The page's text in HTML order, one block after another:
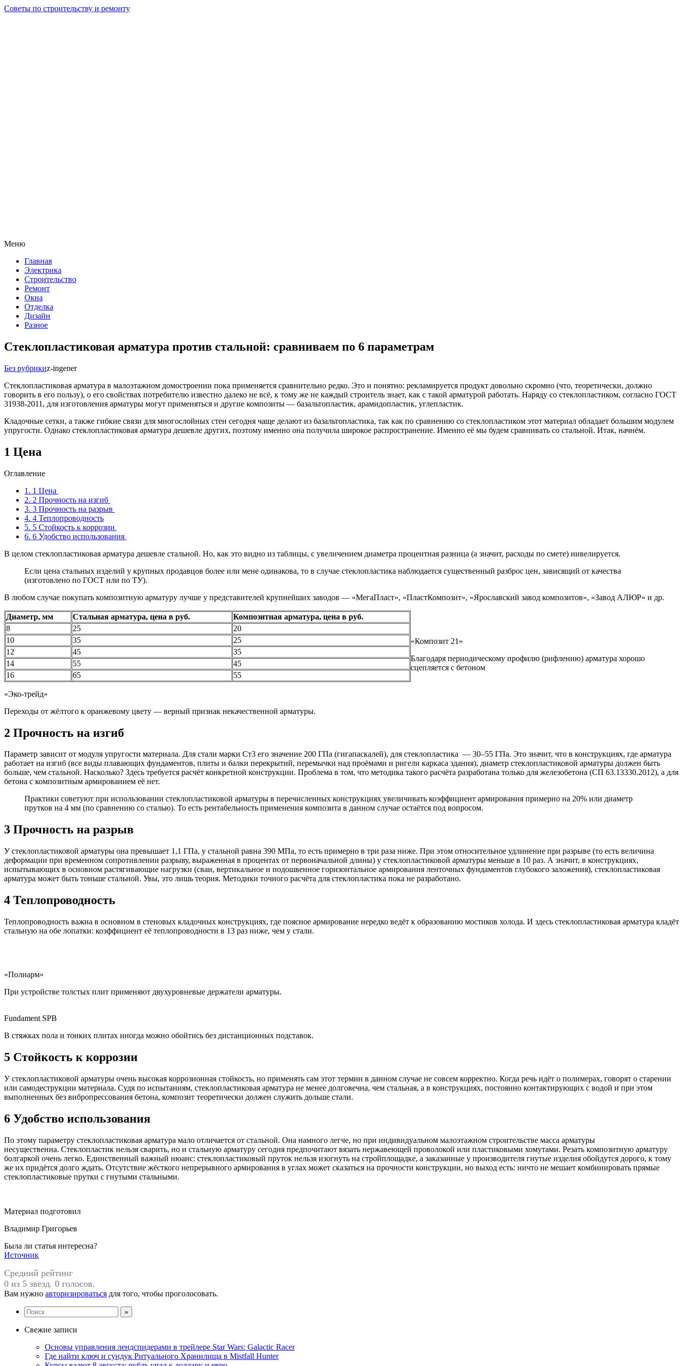
Советы по строительству и ремонту
Меню
Главная
Электрика
Строительство
Ремонт
Окна
Отделка
Дизайн
Разное
Стеклопластиковая арматура против стальной: сравниваем по 6 параметрам
Без рубрикиz-ingener
Стеклопластиковая арматура в малоэтажном домостроении пока применяется сравнительно редко. Это и понятно: рекламируется продукт довольно скромно (что, теоретически, должно
говорить в его пользу), о его свойствах потребителю известно далеко не всё, к тому же не каждый строитель знает, как с такой арматурой работать. Наряду со стеклопластиком, согласно ГОСТ
31938-2011, для изготовления арматуры могут применяться и другие композиты — базальтопластик, арамидопластик, углепластик.
Кладочные сетки, а также гибкие связи для многослойных стен сегодня чаще делают из базальтопластика, так как по сравнению со стеклопластиком этот материал обладает большим модулем
упругости. Однако стеклопластиковая арматура дешевле других, поэтому именно она получила широкое распространение. Именно её мы будем сравнивать со стальной. Итак, начнём.
1 Цена
Оглавление
1. 1 Цена
2. 2 Прочность на изгиб
3. 3 Прочность на разрыв
4. 4 Теплопроводность
5. 5 Стойкость к коррозии
6. 6 Удобство использования
В целом стеклопластиковая арматура дешевле стальной. Но, как это видно из таблицы, с увеличением диаметра процентная разница (а значит, расходы по смете) нивелируется.
Если цена стальных изделий у крупных продавцов более или мене одинакова, то в случае стеклопластика наблюдается существенный разброс цен, зависящий от качества
(изготовлено по ГОСТ или по ТУ).
В любом случае покупать композитную арматуру лучше у представителей крупнейших заводов — «МегаПласт», «ПластКомпозит», «Ярославский завод композитов», «Завод АЛЮР» и др.
Диаметр, мм Стальная арматура, цена в руб.
Композитная арматура, цена в руб.
8
25
20
10
35
25
12
45
35
14
55
45
16
65 55
«Композит 21»
Благодаря периодическому профилю (рифлению) арматура хорошо
сцепляется с бетоном
«Эко-трейд»
Переходы от жёлтого к оранжевому цвету — верный признак некачественной арматуры.
2 Прочность на изгиб
Параметр зависит от модуля упругости материала. Для стали марки Ст3 его значение 200 ГПа (гигапаскалей), для стеклопластика — 30–55 ГПа. Это значит, что в конструкциях, где арматура
работает на изгиб (все виды плавающих фундаментов, плиты и балки перекрытий, перемычки над проёмами и ригели каркаса здания), диаметр стеклопластиковой арматуры должен быть
больше, чем стальной. Насколько? Здесь требуется расчёт конкретной конструкции. Проблема в том, что методика такого расчёта разработана только для железобетона (СП 63.13330.2012), а для
бетона с композитным армированием её нет.
Практики советуют при использовании стеклопластиковой арматуры в перечисленных конструкциях увеличивать коэффициент армирования примерно на 20% или диаметр
прутков на 4 мм (по сравнению со сталью). То есть рентабельность применения композита в данном случае остаётся под вопросом.
3 Прочность на разрыв
У стеклопластиковой арматуры она превышает 1,1 ГПа, у стальной равна 390 МПа, то есть примерно в три раза ниже. При этом относительное удлинение при разрыве (то есть величина
деформации при временном сопротивлении разрыву, выраженная в процентах от первоначальной длины) у стеклопластиковой арматуры меньше в 10 раз. А значит, в конструкциях,
испытывающих в основном растягивающие нагрузки (сваи, вертикальное и подошвенное горизонтальное армирования ленточных фундаментов глубокого заложения), стеклопластиковая
арматура может быть тоньше стальной. Увы, это лишь теория. Методики точного расчёта для стеклопластика пока не разработано.
4 Теплопроводность
Теплопроводность важна в основном в стеновых кладочных конструкциях, где поясное армирование нередко ведёт к образованию мостиков холода. И здесь стеклопластиковая арматура кладёт
стальную на обе лопатки: коэффициент её теплопроводности в 13 раз ниже, чем у стали.
«Полиарм»
При устройстве толстых плит применяют двухуровневые держатели арматуры.
Fundament SPB
В стяжках пола и тонких плитах иногда можно обойтись без дистанционных подставок.
5 Стойкость к коррозии
У стеклопластиковой арматуры очень высокая коррозионная стойкость, но применять сам этот термин в данном случае не совсем корректно. Когда речь идёт о полимерах, говорят о старении
или самодеструкции материала. Судя по испытаниям, стеклопластиковая арматура не менее долговечна, чем стальная, а в конструкциях, постоянно контактирующих с водой и при этом
выполненных без вибропрессования бетона, композит теоретически должен служить дольше стали.
6 Удобство использования
По этому параметру стеклопластиковая арматура мало отличается от стальной. Она намного легче, но при индивидуальном малоэтажном строительстве масса арматуры
несущественна. Стеклопластик нельзя сварить, но и стальную арматуру сегодня предпочитают вязать нержавеющей проволокой или пластиковыми хомутами. Резать композитную арматуру
болгаркой очень легко. Единственный важный нюанс: стеклопластиковый пруток нельзя изогнуть на стройплощадке, а заказанные у производителя гнутые изделия обойдутся дорого, к тому
же их придётся долго ждать. Отсутствие жёсткого непрерывного армирования в углах может сказаться на прочности конструкции, но выход есть: ничто не мешает комбинировать прямые
стеклопластиковые прутки с гнутыми стальными.
Материал подготовил
Владимир Григорьев
Была ли статья интересна?
Источник
Средний рейтинг
0 из 5 звезд. 0 голосов.
Вам нужно авторизироваться для того, чтобы проголосовать.
Свежие записи
Основы управления лендспидерами в трейлере Star Wars: Galactic Racer
Где найти ключ и сундук Ритуального Хранилища в Mistfall Hunter